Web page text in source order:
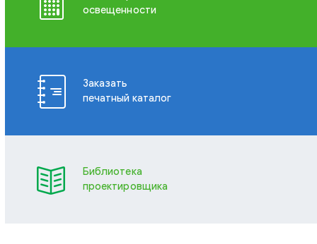
освещенности
Заказать
печатный каталог
Библиотека
проектировщика